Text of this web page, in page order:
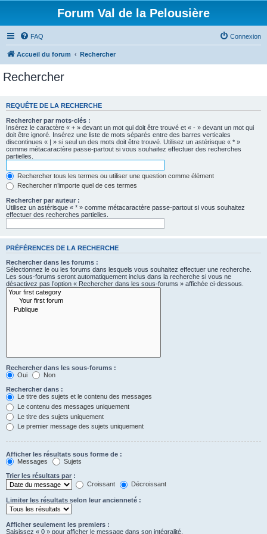
Forum Val de la Pelousière
FAQ Connexion
Accueil du forum Rechercher
Rechercher
REQUÊTE DE LA RECHERCHE
Rechercher par mots-clés :
Insérez le caractère « + » devant un mot qui doit être trouvé et « - » devant un mot qui
doit être ignoré. Insérez une liste de mots séparés entre des barres verticales
discontinues « | » si seul un des mots doit être trouvé. Utilisez un astérisque « * »
comme métacaractère passe-partout si vous souhaitez effectuer des recherches
partielles.
Rechercher tous les termes ou utiliser une question comme élément
Rechercher n’importe quel de ces termes
Rechercher par auteur :
Utilisez un astérisque « * » comme métacaractère passe-partout si vous souhaitez
effectuer des recherches partielles.
PRÉFÉRENCES DE LA RECHERCHE
Rechercher dans les forums :
Sélectionnez le ou les forums dans lesquels vous souhaitez effectuer une recherche.
Les sous-forums seront automatiquement inclus dans la recherche si vous ne
désactivez pas l’option « Rechercher dans les sous-forums » affichée ci-dessous.
Rechercher dans les sous-forums :
Oui
Non
Rechercher dans :
Le titre des sujets et le contenu des messages
Le contenu des messages uniquement
Le titre des sujets uniquement
Le premier message des sujets uniquement
Afficher les résultats sous forme de :
Messages
Sujets
Trier les résultats par :
Croissant
Décroissant
Limiter les résultats selon leur ancienneté :
Afficher seulement les premiers :
Saisissez « 0 » pour afficher le message dans son intégralité.